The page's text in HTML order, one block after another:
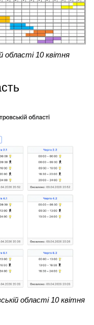
області 10 квітня
області 10 квітня